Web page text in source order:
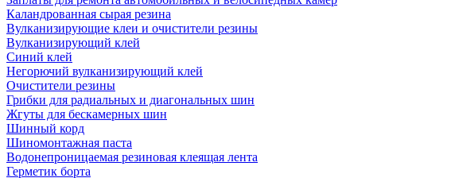
Каландрованная сырая резина
Вулканизирующие клеи и очистители резины
Вулканизирующий клей
Синий клей
Негорючий вулканизирующий клей
Очистители резины
Грибки для радиальных и диагональных шин
Жгуты для бескамерных шин
Шинный корд
Шиномонтажная паста
Водонепроницаемая резиновая клеящая лента
Герметик борта